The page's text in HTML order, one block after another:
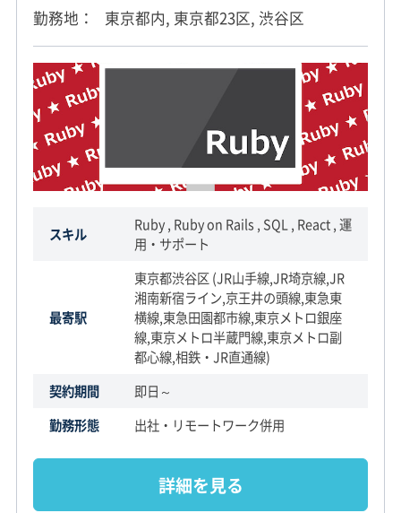
勤務地 東京都内, 東京都23区, 渋谷区
スキル
Ruby , Ruby on Rails , SQL , React , 運
用・サポート
最寄駅
東京都渋谷区 (JR山手線,JR埼京線,JR
湘南新宿ライン,京王井の頭線,東急東
横線,東急田園都市線,東京メトロ銀座
線,東京メトロ半蔵門線,東京メトロ副
都心線,相鉄・JR直通線)
契約期間
即日～
勤務形態
出社・リモートワーク併用
詳細を見る